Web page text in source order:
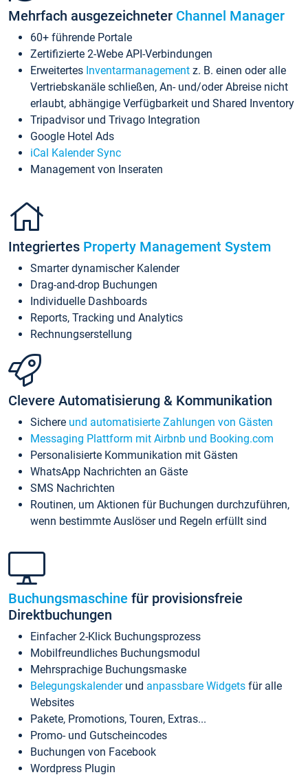
Mehrfach ausgezeichneter Channel Manager
60+ führende Portale
Zertifizierte 2-Webe API-Verbindungen
Erweitertes Inventarmanagement z. B. einen oder alle
Vertriebskanäle schließen, An- und/oder Abreise nicht
erlaubt, abhängige Verfügbarkeit und Shared Inventory
Tripadvisor und Trivago Integration
Google Hotel Ads
iCal Kalender Sync
Management von Inseraten
Integriertes Property Management System
Smarter dynamischer Kalender
Drag-and-drop Buchungen
Individuelle Dashboards
Reports, Tracking und Analytics
Rechnungserstellung
Clevere Automatisierung & Kommunikation
Sichere und automatisierte Zahlungen von Gästen
Messaging Plattform mit Airbnb und Booking.com
Personalisierte Kommunikation mit Gästen
WhatsApp Nachrichten an Gäste
SMS Nachrichten
Routinen, um Aktionen für Buchungen durchzuführen,
wenn bestimmte Auslöser und Regeln erfüllt sind
Buchungsmaschine für provisionsfreie
Direktbuchungen
Einfacher 2-Klick Buchungsprozess
Mobilfreundliches Buchungsmodul
Mehrsprachige Buchungsmaske
Belegungskalenderund anpassbare Widgets für alle
Websites
Pakete, Promotions, Touren, Extras...
Promo- und Gutscheincodes
Buchungen von Facebook
Wordpress Plugin